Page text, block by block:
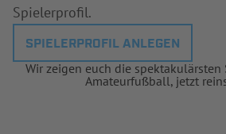
Spielerprofil.
SPIELERPROFIL ANLEGEN
Wir zeigen euch die spektakulärsten
Amateurfußball, jetzt